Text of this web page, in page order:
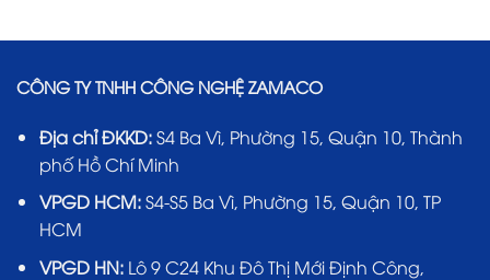
CÔNG TY TNHH CÔNG NGHỆ ZAMACO
Địa chỉ ĐKKD:S4 Ba Vì, Phường 15, Quận 10, Thành
phố Hồ Chí Minh
VPGD HCM:S4-S5 Ba Vì, Phường 15, Quận 10, TP
HCM
VPGD HN:Lô 9 C24 Khu Đô Thị Mới Định Công,